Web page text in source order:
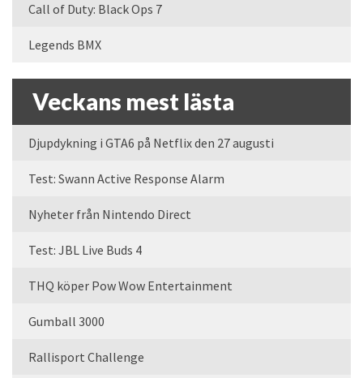
Call of Duty: Black Ops 7
Legends BMX
Veckans mest lästa
Djupdykning i GTA6 på Netflix den 27 augusti
Test: Swann Active Response Alarm
Nyheter från Nintendo Direct
Test: JBL Live Buds 4
THQ köper Pow Wow Entertainment
Gumball 3000
Rallisport Challenge